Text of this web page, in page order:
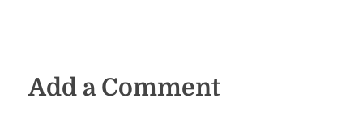
Add a Comment